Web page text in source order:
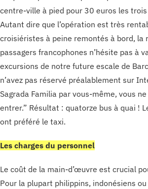
centre-ville à pied pour 30 euros les
Autant dire que l’opération est très
croisiéristes à peine remontés à bord, la
passagers francophones n’hésite pas à
excursions de notre future escale de
n’avez pas réservé préalablement sur
Sagrada Familia par vous-même, vous
entrer.” Résultat : quatorze bus à quai !
ont préféré le taxi.
Les charges du personnel
Le coût de la main-d’œuvre est crucial
Pour la plupart philippins, indonésiens